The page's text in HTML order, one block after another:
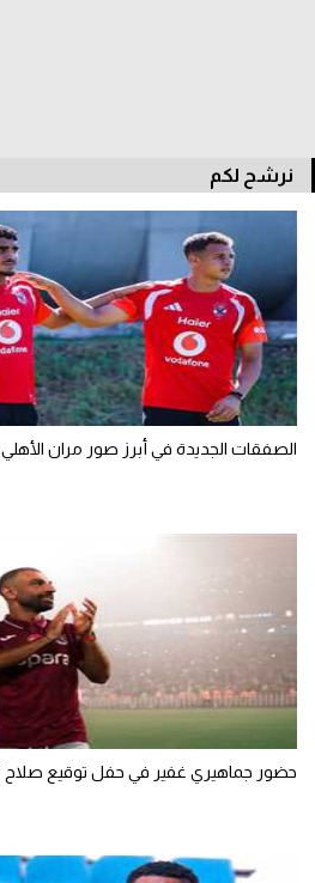
الوطن العربي
في المونديال
رياضة نسائية
آسيا
أمريكا
ركن الألعاب
تحقيق في الجول
تقرير في الجول
تحليل في الجول
حكايات في الجول
فيديو في الجول
نرشح لكم
الصفقات الجديدة في أبرز صور مران الأهلي
حضور جماهيري غفير في حفل توقيع صلاح